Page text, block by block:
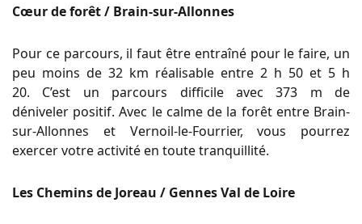
Cœur de forêt / Brain-sur-Allonnes
Pour ce parcours, il faut être entraîné pour le faire, un
peu moins de 32 km réalisable entre 2 h 50 et 5 h
20. C’est un parcours difficile avec 373 m de
déniveler positif. Avec le calme de la forêt entre Brain-
sur-Allonnes et Vernoil-le-Fourrier, vous pourrez
exercer votre activité en toute tranquillité.
Les Chemins de Joreau / Gennes Val de Loire